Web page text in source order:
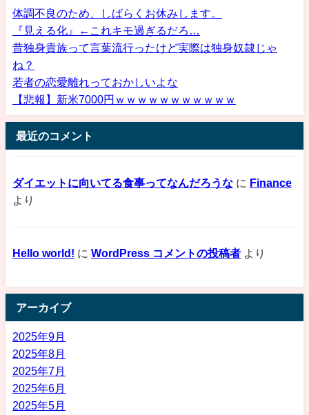
体調不良のため、しばらくお休みします。
『見える化』←これキモ過ぎるだろ…
昔独身貴族って言葉流行ったけど実際は独身奴隷じゃ
ね？
若者の恋愛離れっておかしいよな
【悲報】新米7000円ｗｗｗｗｗｗｗｗｗｗｗ
最近のコメント
ダイエットに向いてる食事ってなんだろうな に Finance
より
Hello world! に WordPress コメントの投稿者 より
アーカイブ
2025年9月
2025年8月
2025年7月
2025年6月
2025年5月